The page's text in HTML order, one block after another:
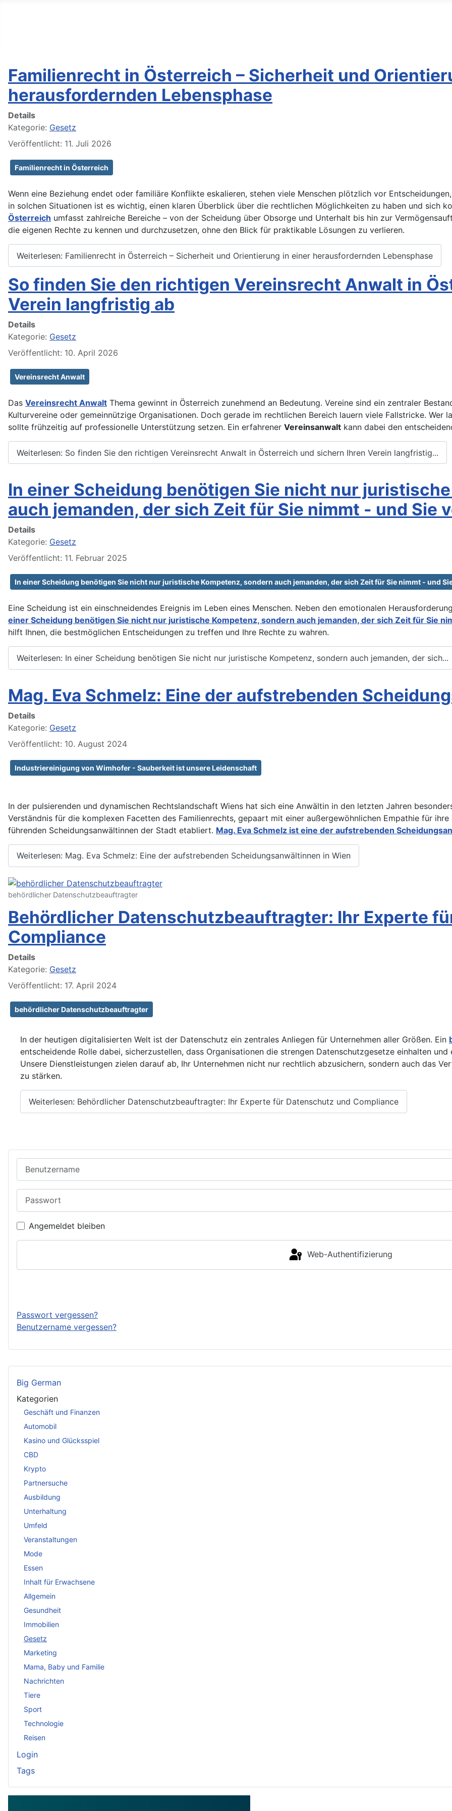
Big German
Kategorien
Geschäft und Finanzen
Automobil
Kasino und Glücksspiel
CBD
Krypto
Partnersuche
Ausbildung
Unterhaltung
Umfeld
Veranstaltungen
Mode
Essen
Inhalt für Erwachsene
Allgemein
Gesundheit
Immobilien
Gesetz
Marketing
Mama, Baby und Familie
Nachrichten
Tiere
Sport
Technologie
Reisen
Login
Tags
Familienrecht in Österreich – Sicherheit und
herausfordernden Lebensphase
Details
Kategorie: Gesetz
Veröffentlicht: 11. Juli 2026
Familienrecht in Österreich
Wenn eine Beziehung endet oder familiäre Konflikte eskalieren, stehen viele Menschen plötzlich vor
in solchen Situationen ist es wichtig, einen klaren Überblick über die rechtlichen Möglichkeiten zu haben und sich
Österreich umfasst zahlreiche Bereiche – von der Scheidung über Obsorge und Unterhalt bis hin zur
die eigenen Rechte zu kennen und durchzusetzen, ohne den Blick für praktikable Lösungen zu verlieren.
Weiterlesen: Familienrecht in Österreich – Sicherheit und Orientierung in einer herausfordernden Lebensphase
So finden Sie den richtigen Vereinsrecht Anwalt in
Verein langfristig ab
Details
Kategorie: Gesetz
Veröffentlicht: 10. April 2026
Vereinsrecht Anwalt
Das Vereinsrecht Anwalt Thema gewinnt in Österreich zunehmend an Bedeutung. Vereine sind ein zentraler
Kulturvereine oder gemeinnützige Organisationen. Doch gerade im rechtlichen Bereich lauern viele Fallstricke.
sollte frühzeitig auf professionelle Unterstützung setzen. Ein erfahrener Vereinsanwalt kann dabei den
Weiterlesen: So finden Sie den richtigen Vereinsrecht Anwalt in Österreich und sichern Ihren Verein langfristig...
In einer Scheidung benötigen Sie nicht nur
auch jemanden, der sich Zeit für Sie nimmt - und Sie
Details
Kategorie: Gesetz
Veröffentlicht: 11. Februar 2025
In einer Scheidung benötigen Sie nicht nur juristische Kompetenz, sondern auch jemanden, der sich Zeit für Sie nimmt - und
Eine Scheidung ist ein einschneidendes Ereignis im Leben eines Menschen. Neben den emotionalen
einer Scheidung benötigen Sie nicht nur juristische Kompetenz, sondern auch jemanden, der sich Zeit für Sie
hilft Ihnen, die bestmöglichen Entscheidungen zu treffen und Ihre Rechte zu wahren.
Weiterlesen: In einer Scheidung benötigen Sie nicht nur juristische Kompetenz, sondern auch jemanden, der sich...
Mag. Eva Schmelz: Eine der aufstrebenden
Details
Kategorie: Gesetz
Veröffentlicht: 10. August 2024
Industriereinigung von Wimhofer - Sauberkeit ist unsere Leidenschaft
In der pulsierenden und dynamischen Rechtslandschaft Wiens hat sich eine Anwältin in den letzten Jahren
Verständnis für die komplexen Facetten des Familienrechts, gepaart mit einer außergewöhnlichen Empathie für
führenden Scheidungsanwältinnen der Stadt etabliert. Mag. Eva Schmelz ist eine der aufstrebenden
Weiterlesen: Mag. Eva Schmelz: Eine der aufstrebenden Scheidungsanwältinnen in Wien
behördlicher Datenschutzbeauftragter
Behördlicher Datenschutzbeauftragter: Ihr Experte
Compliance
Details
Kategorie: Gesetz
Veröffentlicht: 17. April 2024
behördlicher Datenschutzbeauftragter
In der heutigen digitalisierten Welt ist der Datenschutz ein zentrales Anliegen für Unternehmen aller Größen. Ein
entscheidende Rolle dabei, sicherzustellen, dass Organisationen die strengen Datenschutzgesetze einhalten
Unsere Dienstleistungen zielen darauf ab, Ihr Unternehmen nicht nur rechtlich abzusichern, sondern auch das
zu stärken.
Weiterlesen: Behördlicher Datenschutzbeauftragter: Ihr Experte für Datenschutz und Compliance
Angemeldet bleiben
Web-Authentifizierung
Passwort vergessen?
Benutzername vergessen?